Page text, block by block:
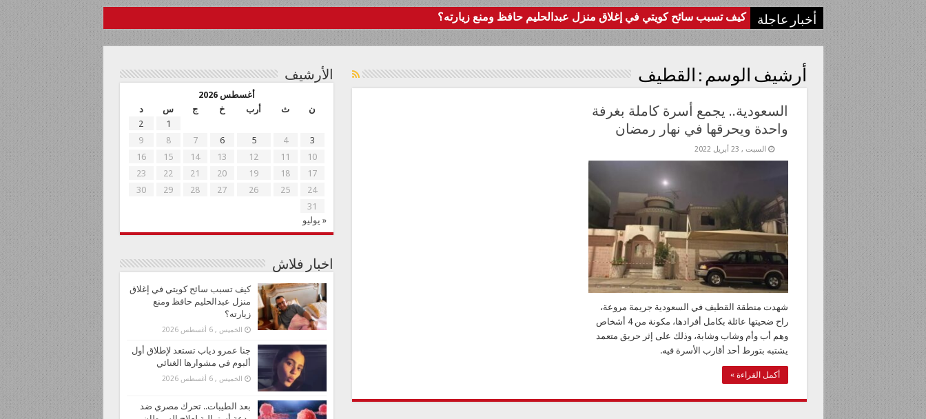
أخبار عاجلة كيف تسبب سائح كويتي في إغلاق منزل عبدالحليم حافظ ومنع زيارته؟
أرشيف الوسم : القطيف
السعودية.. يجمع أسرة كاملة بغرفة
واحدة ويحرقها في نهار رمضان
السبت , 23 أبريل 2022
شهدت منطقة القطيف في السعودية جريمة مروعة،
راح ضحيتها عائلة بكامل أفرادها، مكونة من 4 أشخاص
وهم أب وأم وشاب وشابة، وذلك على إثر حريق متعمد
يشتبه بتورط أحد أقارب الأسرة فيه.
أكمل القراءة »
الأرشيف
أغسطس 2026
ن
ث أرب خ ج س
د
1
2
3
4
5
6
7
8
9
10
11
12
13
14
15
16
17
18
19
20
21
22
23
24
25
26
27
28
29
30
31
« يوليو
اخبار فلاش
كيف تسبب سائح كويتي في إغلاق
منزل عبدالحليم حافظ ومنع
زيارته؟
الخميس , 6 أغسطس 2026
جنا عمرو دياب تستعد لإطلاق أول
ألبوم في مشوارها الغنائي
الخميس , 6 أغسطس 2026
بعد الطيبات.. تحرك مصري ضد